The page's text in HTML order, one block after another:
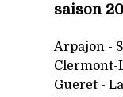
saison
Arpajon -
Clermont-
Gueret -